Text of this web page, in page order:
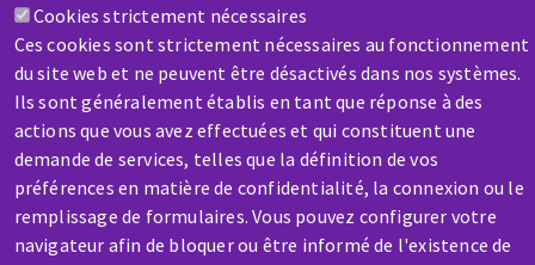
Cookies strictement nécessaires
Ces cookies sont strictement nécessaires au fonctionnement
du site web et ne peuvent être désactivés dans nos systèmes.
Ils sont généralement établis en tant que réponse à des
actions que vous avez effectuées et qui constituent une
demande de services, telles que la définition de vos
préférences en matière de confidentialité, la connexion ou le
remplissage de formulaires. Vous pouvez configurer votre
navigateur afin de bloquer ou être informé de l'existence de
SAV / RÉPARATION
Une machine cassée ? En panne ?
Contactez-nous